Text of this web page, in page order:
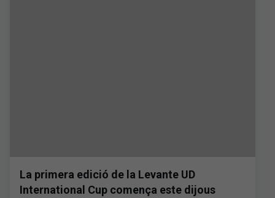
La primera edició de la Levante UD
International Cup comença este dijous